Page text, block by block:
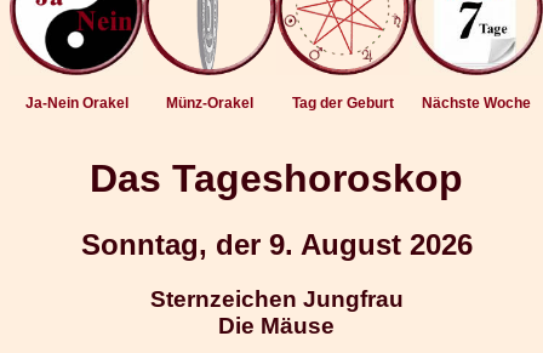
Ja-Nein Orakel Münz-Orakel Tag der Geburt Nächste Woche
Das Tageshoroskop
Sonntag, der 9. August 2026
Sternzeichen Jungfrau
Die Mäuse